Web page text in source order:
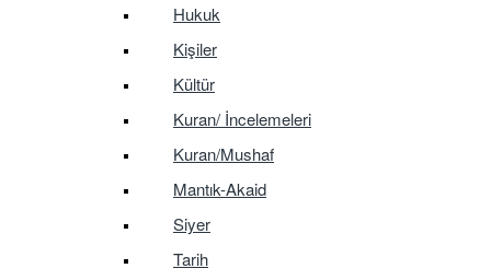
Hukuk
Kişiler
Kültür
Kuran/ İncelemeleri
Kuran/Mushaf
Mantık-Akaid
Siyer
Tarih